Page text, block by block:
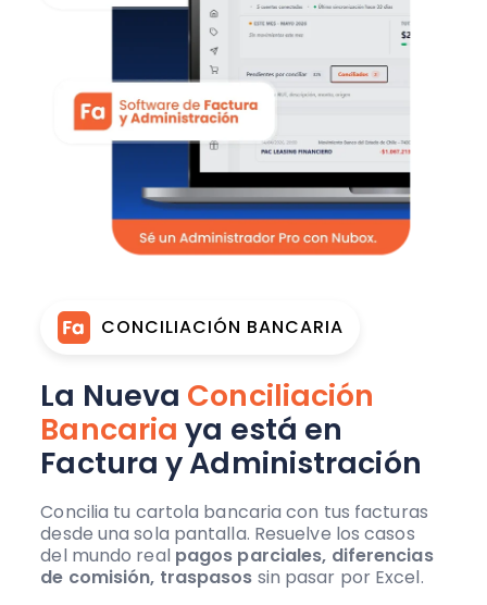
CONCILIACIÓN BANCARIA
La Nueva Conciliación
Bancaria ya está en
Factura y Administración
Concilia tu cartola bancaria con tus facturas
desde una sola pantalla. Resuelve los casos
del mundo real pagos parciales, diferencias
de comisión, traspasos sin pasar por Excel.